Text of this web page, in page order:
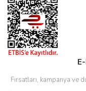
Fırsatları, kampanya ve